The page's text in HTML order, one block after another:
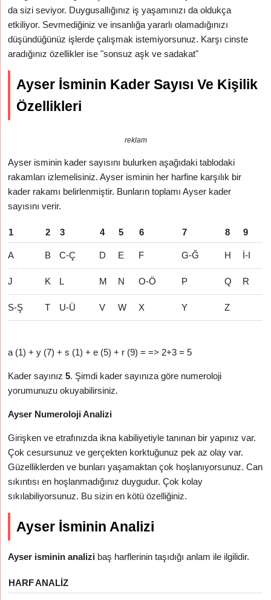
da sizi seviyor. Duygusallığınız iş yaşamınızı da oldukça
etkiliyor. Sevmediğiniz ve insanlığa yararlı olamadığınızı
düşündüğünüz işlerde çalışmak istemiyorsunuz. Karşı cinste
aradığınız özellikler ise "sonsuz aşk ve sadakat"
Ayser İsminin Kader Sayısı Ve Kişilik
Özellikleri
reklam
Ayser isminin kader sayısını bulurken aşağıdaki tablodaki
rakamları izlemelisiniz. Ayser isminin her harfine karşılık bir
kader rakamı belirlenmiştir. Bunların toplamı Ayser kader
sayısını verir.
1 2 3 4 5 6 7 8 9
A B C-Ç D E F G-Ğ H İ-I
J K L M N O-Ö P Q R
S-Ş T U-Ü V W X Y Z
a (1) + y (7) + s (1) + e (5) + r (9) = => 2+3 = 5
Kader sayınız5. Şimdi kader sayınıza göre numeroloji
yorumunuzu okuyabilirsiniz.
Ayser Numeroloji Analizi
Girişken ve etrafınızda ikna kabiliyetiyle tanınan bir yapınız var.
Çok cesursunuz ve gerçekten korktuğunuz pek az olay var.
Güzelliklerden ve bunları yaşamaktan çok hoşlanıyorsunuz. Can
sıkıntısı en hoşlanmadığınız duygudur. Çok kolay
sıkılabiliyorsunuz. Bu sizin en kötü özelliğiniz.
Ayser İsminin Analizi
Ayser isminin analizi baş harflerinin taşıdığı anlam ile ilgilidir.
HARFANALIZ